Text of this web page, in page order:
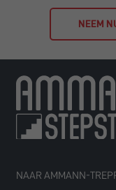
NEEM
NAAR AMMANN-